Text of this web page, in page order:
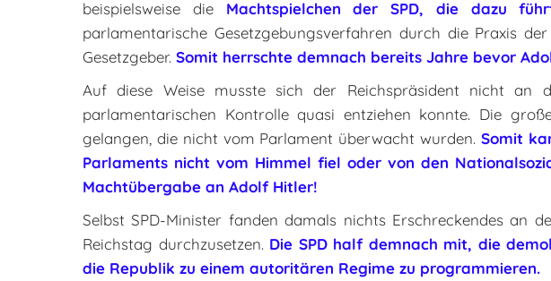
beispielsweise die Machtspielchen der SPD, die dazu
parlamentarische Gesetzgebungsverfahren durch die Praxis
Gesetzgeber. Somit herrschte demnach bereits Jahre bevor
Auf diese Weise musste sich der Reichspräsident nicht an
parlamentarischen Kontrolle quasi entziehen konnte. Die
gelangen, die nicht vom Parlament überwacht wurden. Somit
Parlaments nicht vom Himmel fiel oder von den
Machtübergabe an Adolf Hitler!
Selbst SPD-Minister fanden damals nichts Erschreckendes an
Reichstag durchzusetzen. Die SPD half demnach mit, die
die Republik zu einem autoritären Regime zu programmieren.